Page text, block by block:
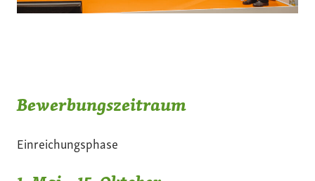
Bewerbungszeitraum
Einreichungsphase